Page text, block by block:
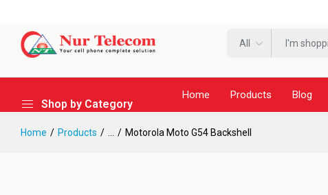
All
Shop by Category
Home Products Blog
Home Products Motorola Moto G54 Backshell